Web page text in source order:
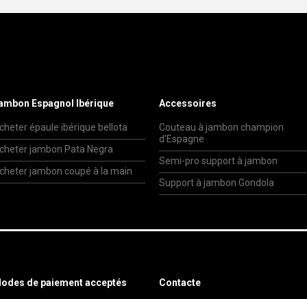
Espagnol Ibérique
épaule ibérique bellota
jambon Pata Negra
jambon coupé à la main
Accessoires
Couteau à jambon champion
d'Espagne
Semi-pro support à jambon
Support à jambon Gondola
de paiement acceptés Contacte